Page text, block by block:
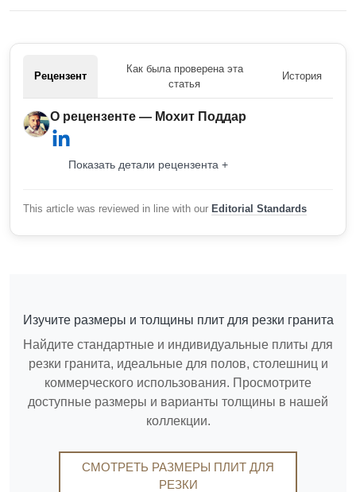
Рецензент
Как была проверена эта
статья
История
О рецензенте — Мохит Поддар
Показать детали рецензента +
This article was reviewed in line with our Editorial Standards
Изучите размеры и толщины плит для резки гранита
Найдите стандартные и индивидуальные плиты для
резки гранита, идеальные для полов, столешниц и
коммерческого использования. Просмотрите
доступные размеры и варианты толщины в нашей
коллекции.
СМОТРЕТЬ РАЗМЕРЫ ПЛИТ ДЛЯ
РЕЗКИ